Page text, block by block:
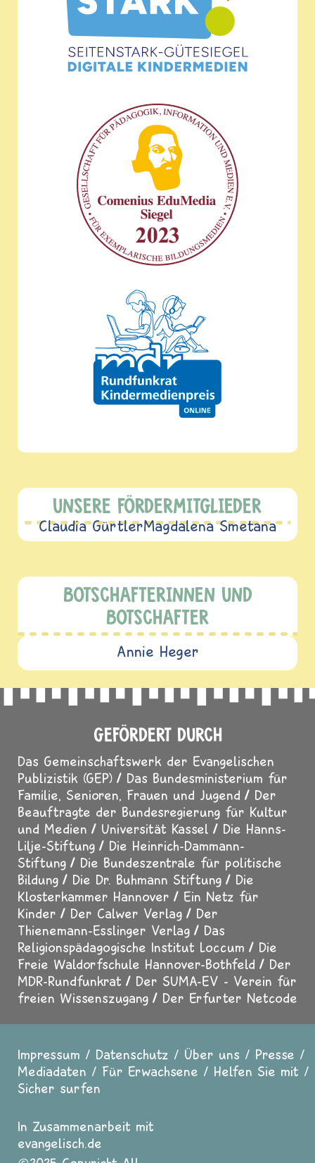
UNSERE FÖRDERMITGLIEDER
Claudia GürtlerMagdalena Smetana
BOTSCHAFTERINNEN UND
BOTSCHAFTER
Annie Heger
GEFÖRDERT DURCH
Das Gemeinschaftswerk der Evangelischen
Publizistik (GEP)
Das Bundesministerium für
Familie, Senioren, Frauen und Jugend
Der
Beauftragte der Bundesregierung für Kultur
und Medien
Universität Kassel
Die Hanns-
Lilje-Stiftung
Die Heinrich-Dammann-
Stiftung
Die Bundeszentrale für politische
Bildung
Die Dr. Buhmann Stiftung
Die
Klosterkammer Hannover
Ein Netz für
Kinder
Der Calwer Verlag
Der
Thienemann-Esslinger Verlag
Das
Religionspädagogische Institut Loccum
Die
Freie Waldorfschule Hannover-Bothfeld
Der
MDR-Rundfunkrat
Der SUMA-EV - Verein für
freien Wissenszugang
Der Erfurter Netcode
Fußzeile
Impressum Datenschutz Über uns
Presse
Mediadaten
Für Erwachsene
Helfen Sie mit
Sicher surfen
In Zusammenarbeit mit
evangelisch.de